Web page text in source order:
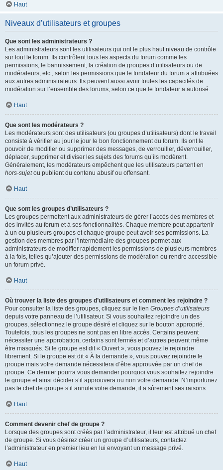
Haut
Niveaux d’utilisateurs et groupes
Que sont les administrateurs ?
Les administrateurs sont les utilisateurs qui ont le plus haut niveau de contrôle
sur tout le forum. Ils contrôlent tous les aspects du forum comme les
permissions, le bannissement, la création de groupes d’utilisateurs ou de
modérateurs, etc., selon les permissions que le fondateur du forum a attribuées
aux autres administrateurs. Ils peuvent aussi avoir toutes les capacités de
modération sur l’ensemble des forums, selon ce que le fondateur a autorisé.
Haut
Que sont les modérateurs ?
Les modérateurs sont des utilisateurs (ou groupes d’utilisateurs) dont le travail
consiste à vérifier au jour le jour le bon fonctionnement du forum. Ils ont le
pouvoir de modifier ou supprimer des messages, de verrouiller, déverrouiller,
déplacer, supprimer et diviser les sujets des forums qu’ils modèrent.
Généralement, les modérateurs empêchent que les utilisateurs partent en
hors-sujetou publient du contenu abusif ou offensant.
Haut
Que sont les groupes d’utilisateurs ?
Les groupes permettent aux administrateurs de gérer l’accès des membres et
des invités au forum et à ses fonctionnalités. Chaque membre peut appartenir
à un ou plusieurs groupes et chaque groupe peut avoir ses permissions. La
gestion des membres par l’intermédiaire des groupes permet aux
administrateurs de modifier rapidement les permissions de plusieurs membres
à la fois, telles qu’ajouter des permissions de modération ou rendre accessible
un forum privé.
Haut
Où trouver la liste des groupes d’utilisateurs et comment les rejoindre ?
Pour consulter la liste des groupes, cliquez sur le lien Groupes d’utilisateurs
depuis votre panneau de l’utilisateur. Si vous souhaitez rejoindre un des
groupes, sélectionnez le groupe désiré et cliquez sur le bouton approprié.
Toutefois, tous les groupes ne sont pas en libre accès. Certains peuvent
nécessiter une approbation, certains sont fermés et d’autres peuvent même
être masqués. Si le groupe est dit « Ouvert », vous pouvez le rejoindre
librement. Si le groupe est dit « À la demande », vous pouvez rejoindre le
groupe mais votre demande nécessitera d’être approuvée par un chef de
groupe. Ce dernier pourra vous demander pourquoi vous souhaitez rejoindre
le groupe et ainsi décider s’il approuvera ou non votre demande. N’importunez
pas le chef de groupe s’il annule votre demande, il a sûrement ses raisons.
Haut
Comment devenir chef de groupe ?
Lorsque des groupes sont créés par l’administrateur, il leur est attribué un chef
de groupe. Si vous désirez créer un groupe d’utilisateurs, contactez
l’administrateur en premier lieu en lui envoyant un message privé.
Haut